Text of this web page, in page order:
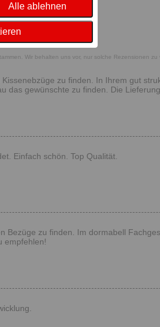
Alle ablehnen
Wir behalten uns vor, nur solche Rezensionen
zu finden. In Ihrem gut
das gewünschte zu finden. Die
Einfach schön. Top Qualität.
Bezüge zu finden. Im dormabell
empfehlen!